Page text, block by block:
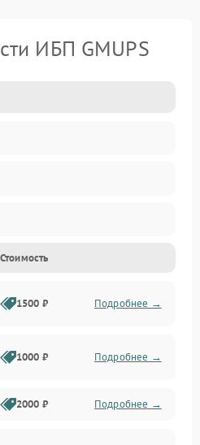
ИБП GMUPS
Стоимость
1500 ₽ Подробнее →
1000 ₽ Подробнее →
2000 ₽ Подробнее →